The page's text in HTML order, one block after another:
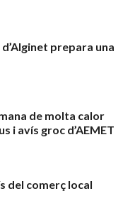
prepara una
de molta calor
i avís groc d’AEMET
del comerç local